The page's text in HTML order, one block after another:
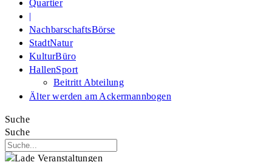
Quartier
|
NachbarschaftsBörse
StadtNatur
KulturBüro
HallenSport
Beitritt Abteilung
Älter werden am Ackermannbogen
Suche
Suche